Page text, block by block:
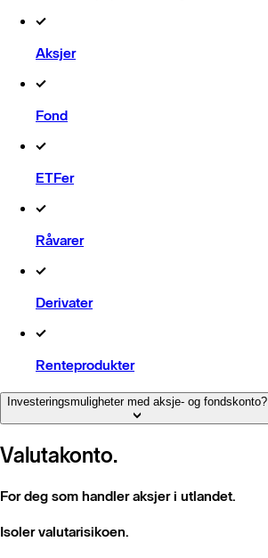
Aksjer
Fond
ETFer
Råvarer
Derivater
Renteprodukter​
Investeringsmuligheter med aksje- og fondskonto?
Valutakonto.
For deg som handler aksjer i utlandet.
Isoler valutarisikoen.